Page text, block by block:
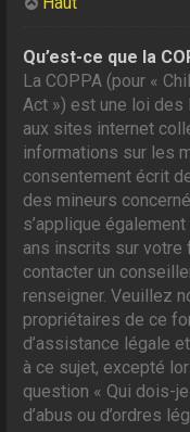
Qu’est-ce que la
La COPPA (pour «
Act ») est une loi des
aux sites internet
informations sur les
consentement écrit
des mineurs
s’applique
ans inscrits sur votre
contacter un
renseigner. Veuillez
propriétaires de ce
d’assistance légale
à ce sujet, excepté
question « Qui dois-
d’abus ou d’ordres